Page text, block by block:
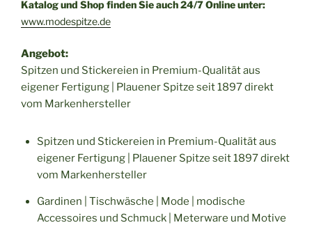
Katalog und Shop finden Sie auch 24/7 Online unter:
www.modespitze.de
Angebot:
Spitzen und Stickereien in Premium-Qualität aus
eigener Fertigung | Plauener Spitze seit 1897 direkt
vom Markenhersteller
Spitzen und Stickereien in Premium-Qualität aus
eigener Fertigung | Plauener Spitze seit 1897 direkt
vom Markenhersteller
Gardinen | Tischwäsche | Mode | modische
Accessoires und Schmuck | Meterware und Motive